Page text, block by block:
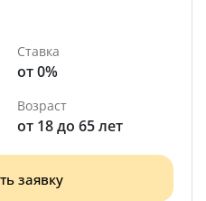
Ставка
от 0%
Возраст
от 18 до 65 лет
заявку